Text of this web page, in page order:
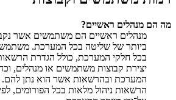
מה הם מנהלים ראשיים?
מנהלים ראשיים הם משתמשים אשר
ביותר של שליטה בכל המערכת.
בכל חלקי המערכת, כולל הגדרת
יצירת קבוצות משתמשים או מנהלים,
המערכת ובהרשאות אשר הוא נתן להם.
הרשאות ניהול מלאות בכל הפורומים,